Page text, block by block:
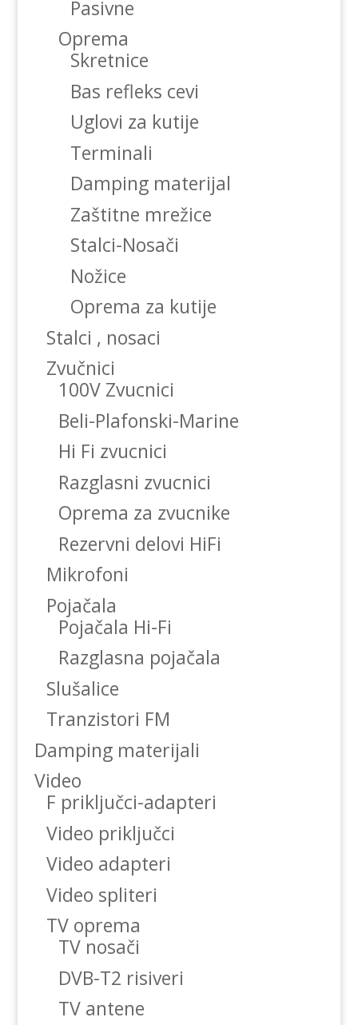
Pasivne
Oprema
Skretnice
Bas refleks cevi
Uglovi za kutije
Terminali
Damping materijal
Zaštitne mrežice
Stalci-Nosači
Nožice
Oprema za kutije
Stalci , nosaci
Zvučnici
100V Zvucnici
Beli-Plafonski-Marine
Hi Fi zvucnici
Razglasni zvucnici
Oprema za zvucnike
Rezervni delovi HiFi
Mikrofoni
Pojačala
Pojačala Hi-Fi
Razglasna pojačala
Slušalice
Tranzistori FM
Damping materijali
Video
F priključci-adapteri
Video priključci
Video adapteri
Video spliteri
TV oprema
TV nosači
DVB-T2 risiveri
TV antene